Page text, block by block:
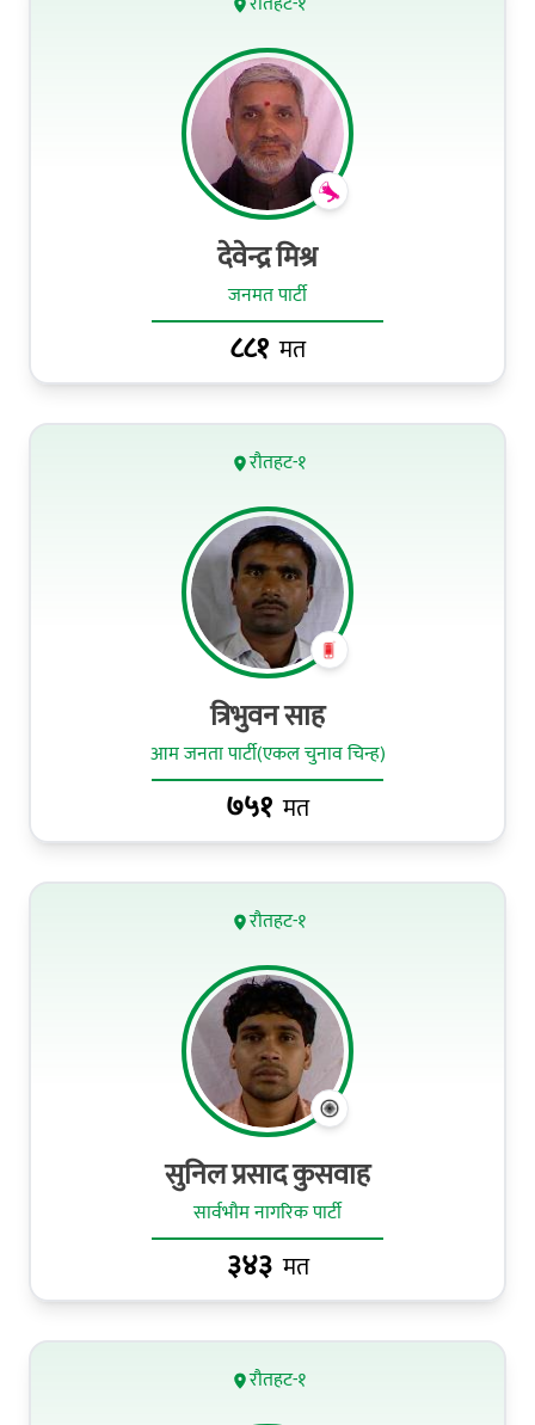
देवेन्द्र मिश्र
जनमत पार्टी
८८१ मत
रौतहट-१
त्रिभुवन साह
आम जनता पार्टी(एकल चुनाव चिन्ह)
७५१ मत
रौतहट-१
सुनिल प्रसाद कुसवाह
सार्वभौम नागरिक पार्टी
३४३ मत
रौतहट-१